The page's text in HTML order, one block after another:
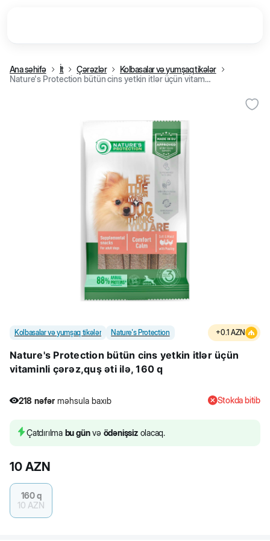
Ana səhifə İt Çərəzlər
Kolbasalar və yumşaq tikələr
Nature's Protection bütün cins yetkin itlər üçün vitaminli çərəz,quş əti ilə, 160 q
Kolbasalar və yumşaq tikələr Nature's Protection +0.1 AZN
Nature's Protection bütün cins yetkin itlər üçün
vitaminli çərəz,quş əti ilə, 160 q
218 nəfər məhsula baxıb
218 nəfər məhsula baxıb
Stokda bitib
Çatdırılma bu günvə ödənişsizolacaq.
10 AZN
160 q
10 AZN